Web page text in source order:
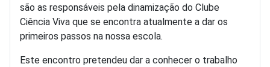
são as responsáveis pela dinamização do Clube
Ciência Viva que se encontra atualmente a dar os
primeiros passos na nossa escola.
Este encontro pretendeu dar a conhecer o trabalho